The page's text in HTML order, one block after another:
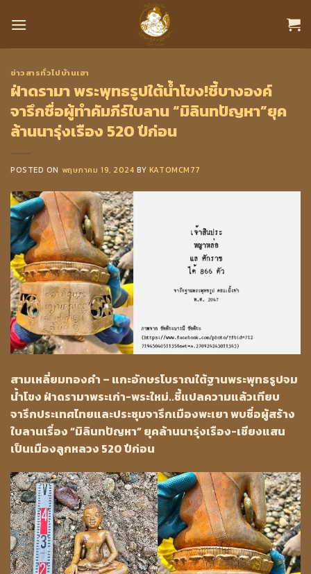
ข่าวสารทั่วไปบ้านเฮา
ฝ่าดรามา พระพุทธรูปใต้น้ำโขง!ชี้บางองค์
จารึกชื่อผู้ทำคัมภีร์ใบลาน “มิลินทปัญหา”ยุค
ล้านนารุ่งเรือง 520 ปีก่อน
POSTED ON พฤษภาคม 19, 2024 BY KATOMCM77
สามเหลี่ยมทองคำ – แกะอักษรโบราณใต้ฐานพระพุทธรูปจม
น้ำโขง ฝ่าดรามาพระเก่า-พระใหม่..ชี้แปลความแล้วเทียบ
จารึกประเทศไทยและประชุมจารึกเมืองพะเยา พบชื่อผู้สร้าง
ใบลานเรื่อง “มิลินทปัญหา” ยุคล้านนารุ่งเรือง-เชียงแสน
เป็นเมืองลูกหลวง 520 ปีก่อน